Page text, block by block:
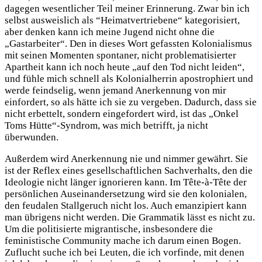
dagegen wesentlicher Teil meiner Erinnerung. Zwar bin ich
selbst ausweislich als “Heimatvertriebene“ kategorisiert,
aber denken kann ich meine Jugend nicht ohne die
„Gastarbeiter“. Den in dieses Wort gefassten Kolonialismus
mit seinen Momenten spontaner, nicht problematisierter
Apartheit kann ich noch heute „auf den Tod nicht leiden“,
und fühle mich schnell als Kolonialherrin apostrophiert und
werde feindselig, wenn jemand Anerkennung von mir
einfordert, so als hätte ich sie zu vergeben. Dadurch, dass sie
nicht erbettelt, sondern eingefordert wird, ist das „Onkel
Toms Hütte“-Syndrom, was mich betrifft, ja nicht
überwunden.
Außerdem wird Anerkennung nie und nimmer gewährt. Sie
ist der Reflex eines gesellschaftlichen Sachverhalts, den die
Ideologie nicht länger ignorieren kann. Im Tête-à-Tête der
persönlichen Auseinandersetzung wird sie den kolonialen,
den feudalen Stallgeruch nicht los. Auch emanzipiert kann
man übrigens nicht werden. Die Grammatik lässt es nicht zu.
Um die politisierte migrantische, insbesondere die
feministische Community mache ich darum einen Bogen.
Zuflucht suche ich bei Leuten, die ich vorfinde, mit denen